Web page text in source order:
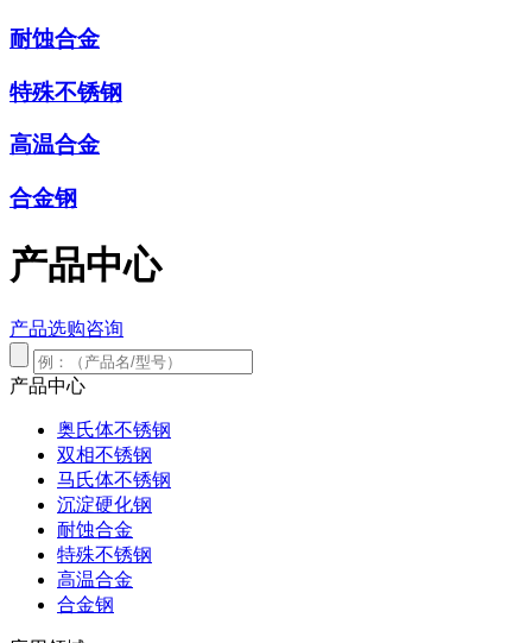
耐蚀合金
特殊不锈钢
高温合金
合金钢
产品中心
产品选购咨询
产品中心
奥氏体不锈钢
双相不锈钢
马氏体不锈钢
沉淀硬化钢
耐蚀合金
特殊不锈钢
高温合金
合金钢